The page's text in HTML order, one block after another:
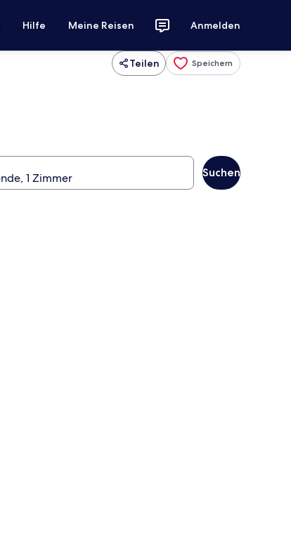
Hilfe Meine Reisen Anmelden
Teilen Speichern
Suchen